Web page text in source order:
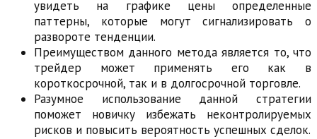
увидеть на графике цены определенные
паттерны, которые могут сигнализировать о
развороте тенденции.
Преимуществом данного метода является то, что
трейдер может применять его как в
короткосрочной, так и в долгосрочной торговле.
Разумное использование данной стратегии
поможет новичку избежать неконтролируемых
рисков и повысить вероятность успешных сделок.